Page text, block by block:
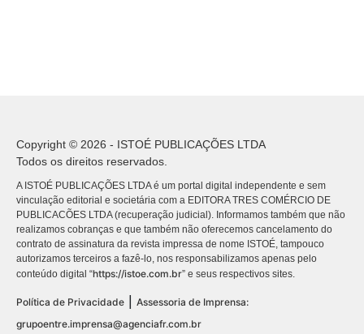
Copyright © 2026 - ISTOÉ PUBLICAÇÕES LTDA
Todos os direitos reservados.
A ISTOÉ PUBLICAÇÕES LTDA é um portal digital independente e sem
vinculação editorial e societária com a EDITORA TRES COMÉRCIO DE
PUBLICACÕES LTDA (recuperação judicial). Informamos também que não
realizamos cobranças e que também não oferecemos cancelamento do
contrato de assinatura da revista impressa de nome ISTOÉ, tampouco
autorizamos terceiros a fazê-lo, nos responsabilizamos apenas pelo
conteúdo digital “https://istoe.com.br” e seus respectivos sites.
Política de Privacidade
Assessoria de Imprensa:
grupoentre.imprensa@agenciafr.com.br